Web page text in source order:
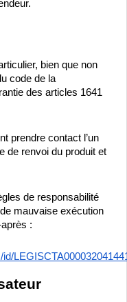
bien que non
code de la
des articles 1641
prendre contact l’un
de renvoi du produit et
de responsabilité
mauvaise exécution
: